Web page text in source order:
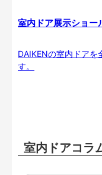
室内ドア展示ショー
DAIKENの室内ドアを
す。
室内ドアコラ